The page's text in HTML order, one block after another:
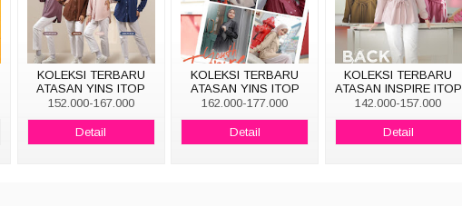
KOLEKSI TERBARU
ATASAN YINS ITOP
019
152.000-167.000
Detail
KOLEKSI TERBARU
ATASAN YINS ITOP
013
162.000-177.000
Detail
KOLEKSI TERBARU
ATASAN INSPIRE ITOP
017
142.000-157.000
Detail